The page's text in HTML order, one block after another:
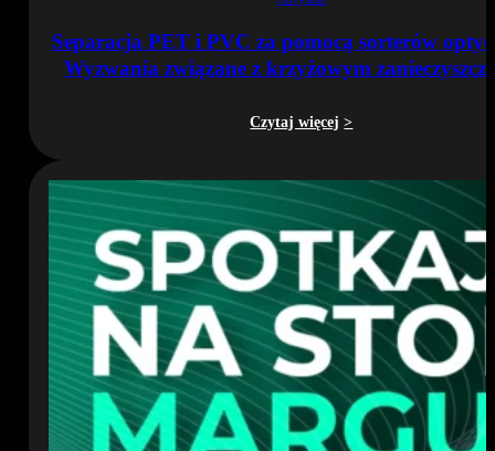
Separacja PET i PVC za pomocą sorterów
Wyzwania związane z krzyżowym
Czytaj więcej